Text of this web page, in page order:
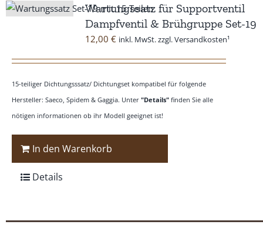
Wartungssatz für Supportventil
Dampfventil & Brühgruppe Set-19
12,00 € inkl. MwSt. zzgl. Versandkosten¹
15-teiliger Dichtungsssatz/ Dichtungset kompatibel für folgende
Hersteller: Saeco, Spidem & Gaggia. Unter "Details" finden Sie alle
nötigen informationen ob ihr Modell geeignet ist!
In den Warenkorb
Details